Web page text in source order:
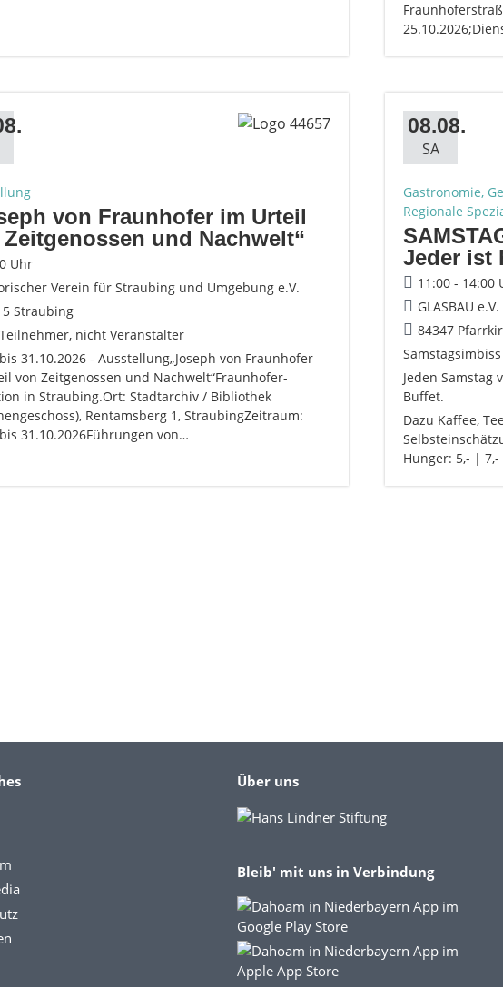
von Fraunhofer im Urteil
und Nachwelt“
Uhr
Verein für Straubing und Umgebung e.V.
Straubing
nicht Veranstalter
31.10.2026 - Ausstellung„Joseph von Fraunhofer
von Zeitgenossen und Nachwelt“Fraunhofer-
in Straubing.Ort: Stadtarchiv / Bibliothek
Rentamsberg 1, StraubingZeitraum:
31.10.2026Führungen von…
08.08.
SA
Gastronomie,
Regionale
Jeder ist
11:00 - 14:00
GLASBAU e.V.
84347
Samstagsimbiss
Jeden Samstag
Buffet.
Dazu Kaffee,
Hunger: 5,- |
Über uns
Bleib' mit uns in Verbindung